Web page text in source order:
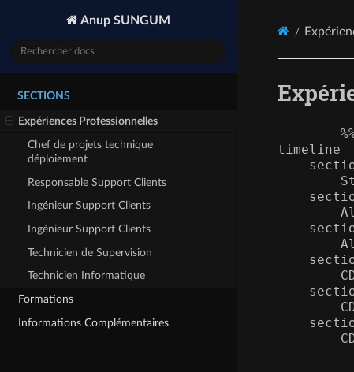
Anup SUNGUM
SECTIONS
Expériences Professionnelles
Chef de projets technique
déploiement
Responsable Support Clients
Ingénieur Support Clients
Ingénieur Support Clients
Technicien de Supervision
Technicien Informatique
Formations
Informations Complémentaires
timeline